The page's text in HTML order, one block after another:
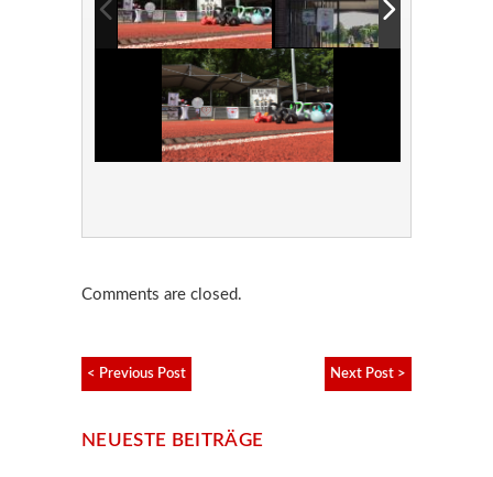
Comments are closed.
< Previous Post Next Post >
NEUESTE BEITRÄGE